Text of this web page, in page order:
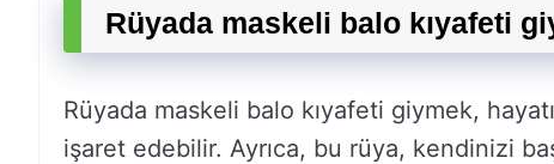
Rüyada maskeli balo kıyafeti
Rüyada maskeli balo kıyafeti giymek,
işaret edebilir. Ayrıca, bu rüya, kendinizi